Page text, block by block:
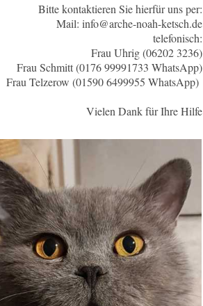
Bitte kontaktieren Sie hierfür uns per:
Mail: info@arche-noah-ketsch.de
telefonisch:
Frau Uhrig (06202 3236)
Frau Schmitt (0176 99991733 WhatsApp)
Frau Telzerow (01590 6499955 WhatsApp)
Vielen Dank für Ihre Hilfe